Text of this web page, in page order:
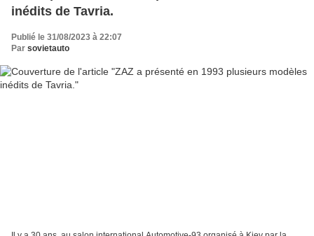
inédits de Tavria.
Publié le 31/08/2023 à 22:07
Par sovietauto